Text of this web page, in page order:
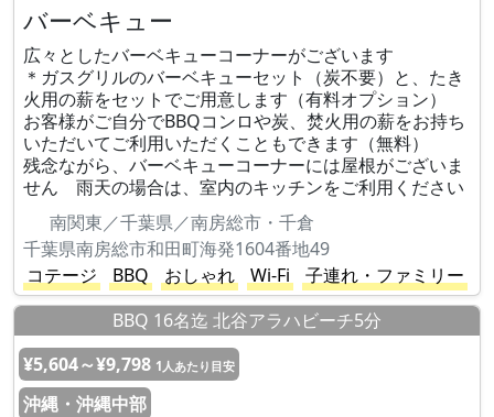
バーベキュー
広々としたバーベキューコーナーがございます
＊ガスグリルのバーベキューセット（炭不要）と、たき
火用の薪をセットでご用意します（有料オプション）
お客様がご自分でBBQコンロや炭、焚火用の薪をお持ち
いただいてご利用いただくこともできます（無料）
残念ながら、バーベキューコーナーには屋根がございま
せん 雨天の場合は、室内のキッチンをご利用ください
南関東／千葉県／南房総市・千倉
千葉県南房総市和田町海発1604番地49
コテージ
BBQ おしゃれ Wi-Fi
子連れ・ファミリー
BBQ 16名迄 北谷アラハビーチ5分
¥5,604～¥9,798 1人あたり目安
沖縄・沖縄中部